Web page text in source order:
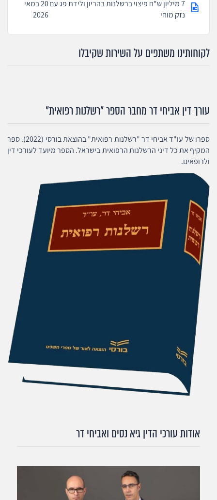
7 מיליון ש"ח פיצוי ברשלנות בהריון ולידת פג עם
נזק מוחי
20 במאי
2026
לקוחותינו משתפים על השירות שקיבלו
עורך דין אביחי דר מחבר הספר "רשלנות רפואית"
ספרו של עו"ד אביחי דר "רשלנות רפואית" בהוצאת בורסי (2022). ספר
המקיף את כל דיני הרשלנות הרפואית בישראל. הספר מיועד לעורכי דין
ולרופאים.
אודות עורכי הדין גיא נסים ואביחי דר